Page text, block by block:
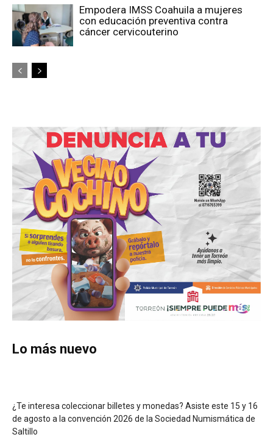
Empodera IMSS Coahuila a mujeres
con educación preventiva contra
cáncer cervicouterino
Lo más nuevo
¿Te interesa coleccionar billetes y monedas? Asiste este 15 y 16
de agosto a la convención 2026 de la Sociedad Numismática de
Saltillo